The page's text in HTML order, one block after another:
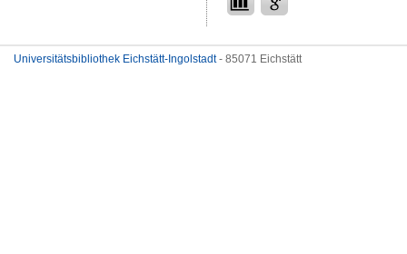
Universitätsbibliothek Eichstätt-Ingolstadt- 85071 Eichstätt